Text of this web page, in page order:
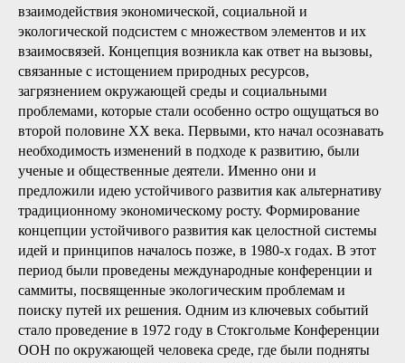
взаимодействия экономической, социальной и
экологической подсистем с множеством элементов и их
взаимосвязей. Концепция возникла как ответ на вызовы,
связанные с истощением природных ресурсов,
загрязнением окружающей среды и социальными
проблемами, которые стали особенно остро ощущаться во
второй половине XX века. Первыми, кто начал осознавать
необходимость изменений в подходе к развитию, были
ученые и общественные деятели. Именно они и
предложили идею устойчивого развития как альтернативу
традиционному экономическому росту. Формирование
концепции устойчивого развития как целостной системы
идей и принципов началось позже, в 1980-х годах. В этот
период были проведены международные конференции и
саммиты, посвященные экологическим проблемам и
поиску путей их решения. Одним из ключевых событий
стало проведение в 1972 году в Стокгольме Конференции
ООН по окружающей человека среде, где были подняты